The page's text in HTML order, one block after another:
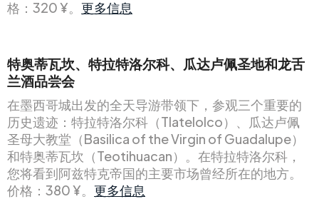
格：320 ¥。 更多信息
特奥蒂瓦坎、特拉特洛尔科、瓜达卢佩圣地和龙舌
兰酒品尝会
在墨西哥城出发的全天导游带领下，参观三个重要的
历史遗迹：特拉特洛尔科（Tlatelolco）、瓜达卢佩
圣母大教堂（Basilica of the Virgin of Guadalupe）
和特奥蒂瓦坎（Teotihuacan）。在特拉特洛尔科，
您将看到阿兹特克帝国的主要市场曾经所在的地方。
价格：380 ¥。 更多信息